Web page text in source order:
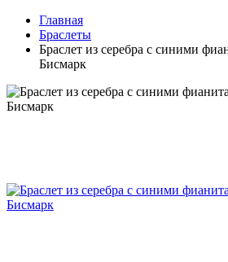
Главная
Браслеты
Браслет из серебра с синими
Бисмарк